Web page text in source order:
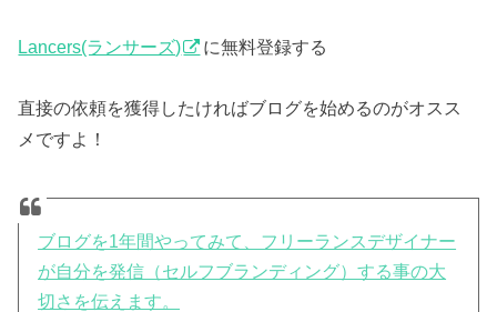
Lancers(ランサーズ) に無料登録する
直接の依頼を獲得したければブログを始めるのがオスス
メですよ！
ブログを1年間やってみて、フリーランスデザイナー
が自分を発信（セルフブランディング）する事の大
切さを伝えます。